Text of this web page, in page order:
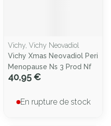
Vichy, Vichy Neovadiol
Vichy Xmas Neovadiol Peri
Menopause Ns 3 Prod Nf
40,95 €
En rupture de stock